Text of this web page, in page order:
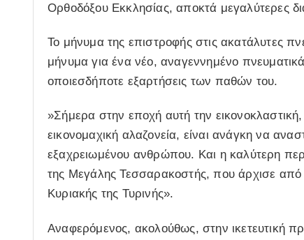
Ορθοδόξου Εκκλησίας, αποκτά μεγαλύτερες
Το μήνυμα της επιστροφής στις ακατάλυτες
μήνυμα για ένα νέο, αναγεννημένο
οποιεσδήποτε εξαρτήσεις των παθών του.
»Σήμερα στην εποχή αυτή την
εικονομαχική αλαζονεία, είναι ανάγκη να
εξαχρειωμένου ανθρώπου. Και η καλύτερη
της Μεγάλης Τεσσαρακοστής, που άρχισε από
Κυριακής της Τυρινής».
Αναφερόμενος, ακολούθως, στην ικετευτική